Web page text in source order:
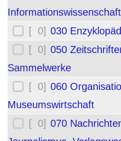
Informationswissenschaft
[ 0] 030
[ 0] 050
Sammelwerke
[ 0] 060
Museumswirtschaft
[ 0] 070